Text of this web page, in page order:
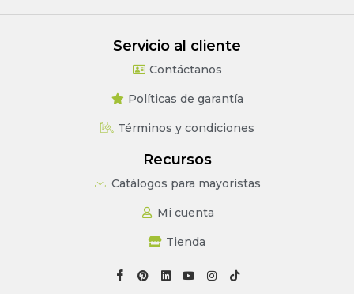
Servicio al cliente
Contáctanos
Políticas de garantía
Términos y condiciones
Recursos
Catálogos para mayoristas
Mi cuenta
Tienda